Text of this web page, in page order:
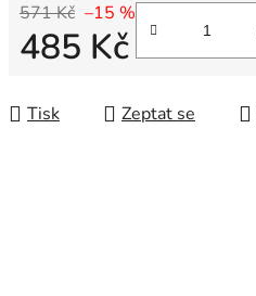
571 Kč –15 %
485 Kč
Tisk Zeptat se